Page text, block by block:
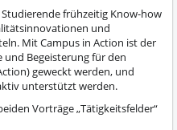
frühzeitig Know-how
und
Mit Campus in Action ist der
und Begeisterung für den
geweckt werden, und
unterstützt werden.
Vorträge „Tätigkeitsfelder“